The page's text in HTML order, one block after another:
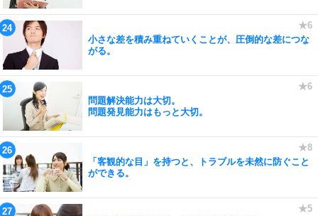
小さな差を積み重ねていくことが、圧倒的な差につな
がる。
問題解決能力は大切。
問題発見能力はもっと大切。
「客観的な目」を持つと、トラブルを未然に防ぐこと
ができる。